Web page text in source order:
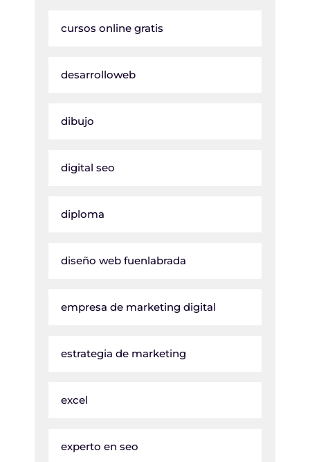
cursos online gratis
desarrolloweb
dibujo
digital seo
diploma
diseño web fuenlabrada
empresa de marketing digital
estrategia de marketing
excel
experto en seo